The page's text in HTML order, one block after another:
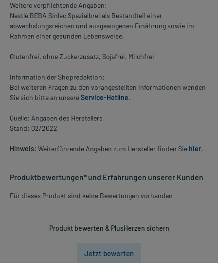
Weitere verpflichtende Angaben:
Nestlé BEBA Sinlac Spezialbrei als Bestandteil einer
abwechslungsreichen und ausgewogenen Ernährung sowie im
Rahmen einer gesunden Lebensweise.
Glutenfrei, ohne Zuckerzusatz, Sojafrei, Milchfrei
Information der Shopredaktion:
Bei weiteren Fragen zu den vorangestellten Informationen wenden
Sie sich bitte an unsereService-Hotline.
Quelle: Angaben des Herstellers
Stand: 02/2022
Hinweis: Weiterführende Angaben zum Hersteller finden Sie hier.
Produktbewertungen* und Erfahrungen unserer Kunden
Für dieses Produkt sind keine Bewertungen vorhanden
Produkt bewerten & PlusHerzen sichern
Jetzt bewerten